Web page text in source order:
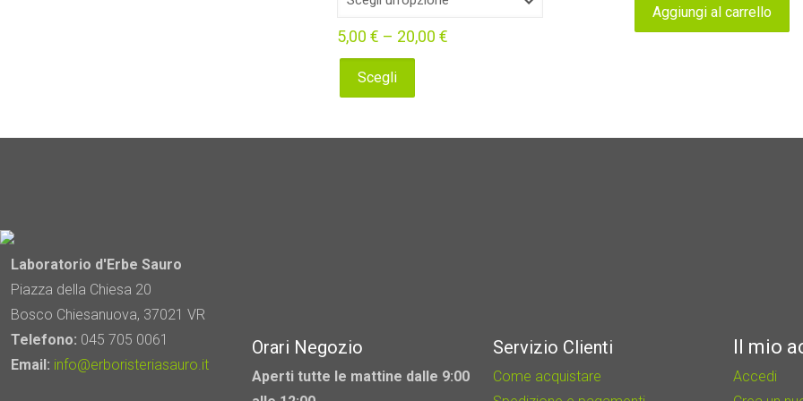
5,00 € – 20,00 €
Scegli
ha
nella
originaleattuale
Aggiungi al carrello
Laboratorio d'Erbe Sauro
Piazza della Chiesa 20
Bosco Chiesanuova, 37021 VR
Telefono: 045 705 0061
Email: info@erboristeriasauro.it
Orari Negozio
Aperti tutte le mattine dalle 9:00
Servizio Clienti
Come acquistare
Il mio
Accedi